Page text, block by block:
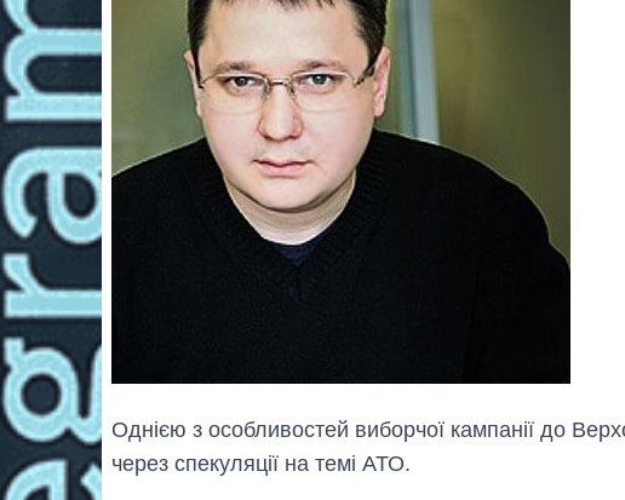
Однією з особливостей виборчої кампанії до
через спекуляції на темі АТО.